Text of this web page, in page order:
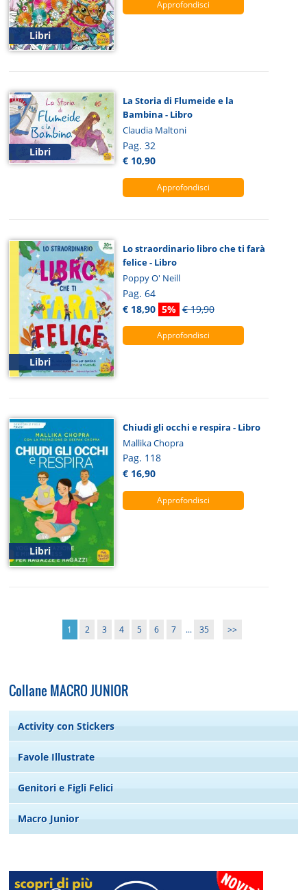
Libri
Approfondisci
Libri
La Storia di Flumeide e la
Bambina - Libro
Claudia Maltoni
Pag. 32
€ 10,90
Approfondisci
Libri
Lo straordinario libro che ti farà
felice - Libro
Poppy O' Neill
Pag. 64
€ 18,90 5% € 19,90
Approfondisci
Libri
Chiudi gli occhi e respira - Libro
Mallika Chopra
Pag. 118
€ 16,90
Approfondisci
1 2 3 4 5 6 7 ... 35 >>
Collane MACRO JUNIOR
Activity con Stickers
Favole Illustrate
Genitori e Figli Felici
Macro Junior